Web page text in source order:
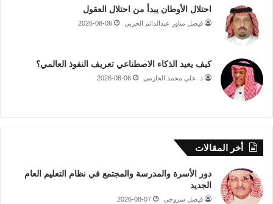
احتلال الأوطان يبدأ من احتلال العقول
فيصل مناور عبدالدائم الحربي 2026-08-06
كيف يعيد الذكاء الاصطناعي تعريف النفوذ العالمي؟
د. علي محمد الحازمي 2026-08-06
أخر المقالات
دور الأسرة والمدرسة والمجتمع في نظام التعليم العام
الجديد
فيصل سروجي 2026-08-07